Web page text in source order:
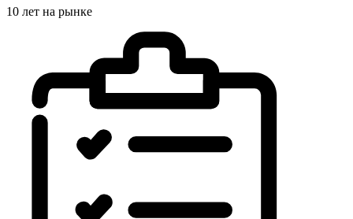
10 лет на рынке